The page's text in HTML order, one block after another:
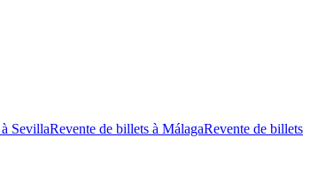
SevillaRevente de billets à MálagaRevente de billets